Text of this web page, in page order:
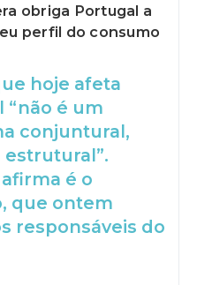
obriga Portugal a
perfil do consumo
hoje afeta
“não é um
conjuntural,
estrutural”.
é o
que ontem
responsáveis do